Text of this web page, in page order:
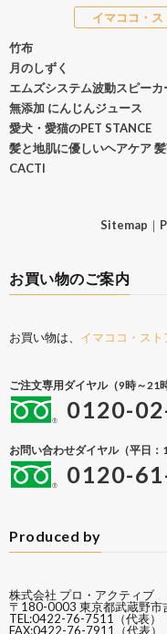
イマココ・
竹布
月のしずく
エムズシステム波動スピーカ
無添加 にんじんジュース
愛犬・愛猫のPET STANCE
髪と地肌に優しいヘアケア
CACTI
Sitemap ｜
お買い物のご案内
お買い物は、 イマココ・スト
ご注文専用ダイヤル（9時～21
0120-
お問い合わせダイヤル（平日：
0120-
Produced by
株式会社 プロ・アクティブ
〒180-0003 東京都武蔵野
TEL:0422-76-7511（代表）
FAX:0422-76-7911（代表）